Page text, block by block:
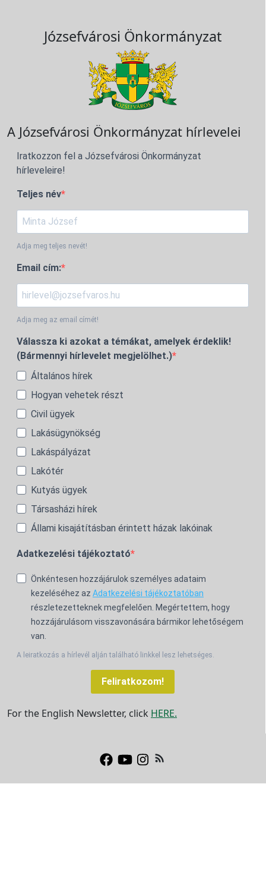
Józsefvárosi Önkormányzat
A Józsefvárosi Önkormányzat hírlevelei
Iratkozzon fel a Józsefvárosi Önkormányzat
hírleveleire!
Teljes név
Adja meg teljes nevét!
Email cím:
Adja meg az email címét!
Válassza ki azokat a témákat, amelyek érdeklik!
(Bármennyi hírlevelet megjelölhet.)
Általános hírek
Hogyan vehetek részt
Civil ügyek
Lakásügynökség
Lakáspályázat
Lakótér
Kutyás ügyek
Társasházi hírek
Állami kisajátításban érintett házak lakóinak
Adatkezelési tájékoztató
Önkéntesen hozzájárulok személyes adataim
kezeléséhez az Adatkezelési tájékoztatóban
részletezetteknek megfelelően. Megértettem, hogy
hozzájárulásom visszavonására bármikor lehetőségem
van.
A leiratkozás a hírlevél alján található linkkel lesz lehetséges.
Feliratkozom!
For the English Newsletter, click HERE.
